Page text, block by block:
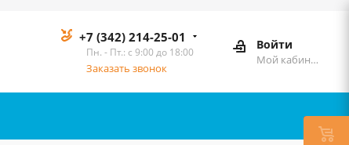
Войти
Мой кабинет
+7 (342) 214-25-01
Пн. - Пт.: с 9:00 до 18:00
Заказать звонок